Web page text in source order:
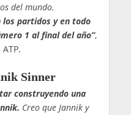
del mundo.
partidos y en todo
1 al final del año”,
Sinner
construyendo una
Creo que Jannik y